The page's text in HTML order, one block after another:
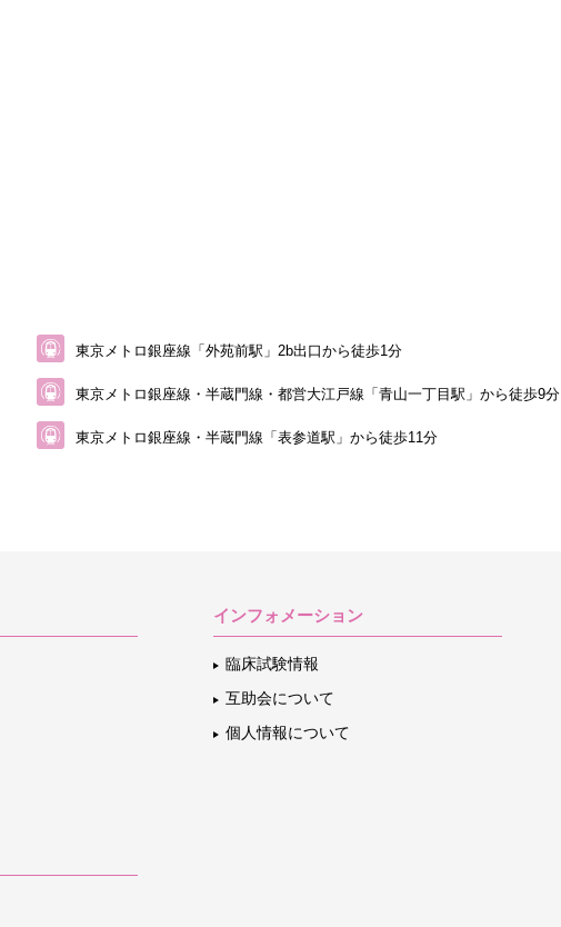
東京メトロ銀座線「外苑前駅」2b出口から徒歩1分
東京メトロ銀座線・半蔵門線・都営大江戸線 「青山一丁目駅」から徒歩9分
東京メトロ銀座線・半蔵門線「表参道駅」から徒歩11分
インフォメーション
臨床試験情報
互助会について
個人情報について